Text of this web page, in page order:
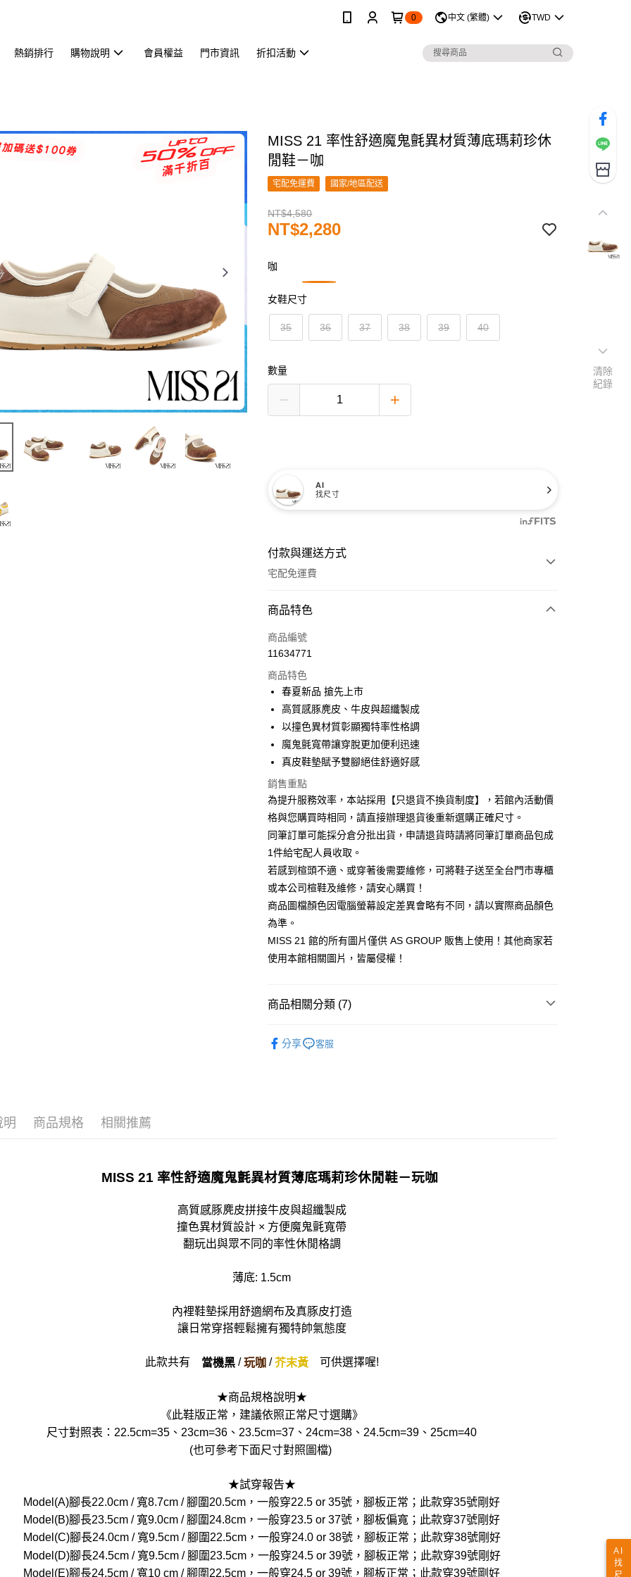
0 中文 (繁體) TWD
熱銷排行 購物說明 會員權益 門市資訊 折扣活動
MISS 21 率性舒適魔鬼氈異材質薄底瑪莉珍休
閒鞋－咖
宅配免運費 國家/地區配送
NT$4,580
NT$2,280
咖
女鞋尺寸
35 36 37 38 39 40
數量
AI
找尺寸
付款與運送方式
宅配免運費
付款方式
信用卡一次付款
3 期 0 利率 每期
合作金庫商業銀行
華南商業銀行
國泰世華商業銀行
臺灣中小企業銀行
匯豐（台灣）商業銀行
聯邦商業銀行
遠東國際商業銀行
玉山商業銀行
星展（台灣）商業銀行
台新國際商業銀行
中國信託商業銀行
台灣樂天信用卡公司
6 期 0 利率 每期NT$380
合作金庫商業銀行
華南商業銀行
上海商業儲蓄銀行
臺灣中小企業銀行
匯豐（台灣）商業銀行
華泰商業銀行
聯邦商業銀行
遠東國際商業銀行
元大商業銀行
永豐商業銀行
台新國際商業銀行
台灣樂天信用卡公司
12 期 0 利率 每期NT$190
合作金庫商業銀行
華南商業銀行
上海商業儲蓄銀行
國泰世華商業銀行
臺灣中小企業銀行
台中商業銀行
匯豐（台灣）商業銀行
華泰商業銀行
聯邦商業銀行
遠東國際商業銀行
元大商業銀行
玉山商業銀行
星展（台灣）商業銀行
台灣樂天信用卡公司
LINE Pay
Apple Pay
街口支付
悠遊付
Google Pay
ATM付款
運送方式
宅配
離島宅配
國家/地區配送
商品特色
商品編號
11634771
商品特色
春夏新品 搶先上市
高質感豚麂皮、牛皮與超纖製成
以撞色異材質彰顯獨特率性格調
魔鬼氈寬帶讓穿脫更加便利迅速
真皮鞋墊賦予雙腳絕佳舒適好感
銷售重點
為提升服務效率，本站採用【只退貨不換貨制度】，若館內活動價
格與您購買時相同，請直接辦理退貨後重新選購正確尺寸。
同筆訂單可能採分倉分批出貨，申請退貨時請將同筆訂單商品包成
1件給宅配人員收取。
若感到楦頭不適、或穿著後需要維修，可將鞋子送至全台門市專櫃
或本公司楦鞋及維修，請安心購買！
商品圖檔顏色因電腦螢幕設定差異會略有不同，請以實際商品顏色
為準。
MISS 21 館的所有圖片僅供 AS GROUP 販售上使用！其他商家若
使用本館相關圖片，皆屬侵權！
商品相關分類 (7)
𝐌𝐔𝐒𝐓 𝐇𝐀𝐕𝐄：熱搜穿搭 𝐑𝐞𝐭𝐫𝐨 𝐕𝐢𝐧𝐭𝐚𝐠𝐞-復古運動
分享 客服
明 商品規格 相關推薦
MISS 21 率性舒適魔鬼氈異材質薄底瑪莉珍休閒鞋－玩咖
高質感豚麂皮拼接牛皮與超纖製成
撞色異材質設計 × 方便魔鬼氈寬帶
翻玩出與眾不同的率性休閒格調
薄底: 1.5cm
內裡鞋墊採用舒適網布及真豚皮打造
讓日常穿搭輕鬆擁有獨特帥氣態度
此款共有 當機黑/玩咖/芥末黃可供選擇喔!
★商品規格說明★
《此鞋版正常，建議依照正常尺寸選購》
尺寸對照表：22.5cm=35、23cm=36、23.5cm=37、24cm=38、24.5cm=39、25cm=40
(也可參考下面尺寸對照圖檔)
★試穿報告★
Model(A)腳長22.0cm / 寬8.7cm / 腳圍20.5cm，一般穿22.5 or 35號，腳板正常；此款穿35號剛好
Model(B)腳長23.5cm / 寬9.0cm / 腳圍24.8cm，一般穿23.5 or 37號，腳板偏寬；此款穿37號剛好
Model(C)腳長24.0cm / 寬9.5cm / 腳圍22.5cm，一般穿24.0 or 38號，腳板正常；此款穿38號剛好
Model(D)腳長24.5cm / 寬9.5cm / 腳圍23.5cm，一般穿24.5 or 39號，腳板正常；此款穿39號剛好
Model(E)腳長24.5cm / 寬10 cm / 腳圍22.5cm，一般穿24.5 or 39號，腳板正常；此款穿39號剛好
清除
紀錄
AI
找
尺